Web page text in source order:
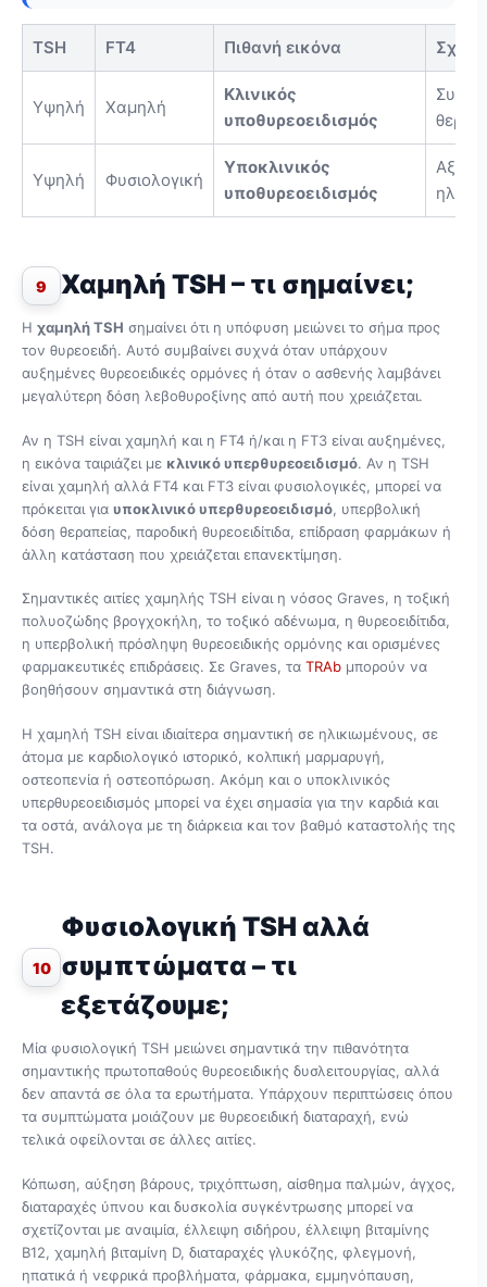
TSH FT4 Πιθανή εικόνα
Υψηλή Χαμηλή
Κλινικός
υποθυρεοειδισμός
Υψηλή Φυσιολογική
Υποκλινικός
υποθυρεοειδισμός
9 Χαμηλή TSH – τι σημαίνει;
Η χαμηλή TSH σημαίνει ότι η υπόφυση μειώνει το σήμα προς
τον θυρεοειδή. Αυτό συμβαίνει συχνά όταν υπάρχουν
αυξημένες θυρεοειδικές ορμόνες ή όταν ο ασθενής λαμβάνει
μεγαλύτερη δόση λεβοθυροξίνης από αυτή που χρειάζεται.
Αν η TSH είναι χαμηλή και η FT4 ή/και η FT3 είναι αυξημένες,
η εικόνα ταιριάζει με κλινικό υπερθυρεοειδισμό. Αν η TSH
είναι χαμηλή αλλά FT4 και FT3 είναι φυσιολογικές, μπορεί να
πρόκειται για υποκλινικό υπερθυρεοειδισμό, υπερβολική
δόση θεραπείας, παροδική θυρεοειδίτιδα, επίδραση φαρμάκων ή
άλλη κατάσταση που χρειάζεται επανεκτίμηση.
Σημαντικές αιτίες χαμηλής TSH είναι η νόσος Graves, η τοξική
πολυοζώδης βρογχοκήλη, το τοξικό αδένωμα, η θυρεοειδίτιδα,
η υπερβολική πρόσληψη θυρεοειδικής ορμόνης και ορισμένες
φαρμακευτικές επιδράσεις. Σε Graves, τα TRAb μπορούν να
βοηθήσουν σημαντικά στη διάγνωση.
Η χαμηλή TSH είναι ιδιαίτερα σημαντική σε ηλικιωμένους, σε
άτομα με καρδιολογικό ιστορικό, κολπική μαρμαρυγή,
οστεοπενία ή οστεοπόρωση. Ακόμη και ο υποκλινικός
υπερθυρεοειδισμός μπορεί να έχει σημασία για την καρδιά και
τα οστά, ανάλογα με τη διάρκεια και τον βαθμό καταστολής της
TSH.
10
Φυσιολογική TSH αλλά
συμπτώματα – τι
εξετάζουμε;
Μία φυσιολογική TSH μειώνει σημαντικά την πιθανότητα
σημαντικής πρωτοπαθούς θυρεοειδικής δυσλειτουργίας, αλλά
δεν απαντά σε όλα τα ερωτήματα. Υπάρχουν περιπτώσεις όπου
τα συμπτώματα μοιάζουν με θυρεοειδική διαταραχή, ενώ
τελικά οφείλονται σε άλλες αιτίες.
Κόπωση, αύξηση βάρους, τριχόπτωση, αίσθημα παλμών, άγχος,
διαταραχές ύπνου και δυσκολία συγκέντρωσης μπορεί να
σχετίζονται με αναιμία, έλλειψη σιδήρου, έλλειψη βιταμίνης
Β12, χαμηλή βιταμίνη D, διαταραχές γλυκόζης, φλεγμονή,
ηπατικά ή νεφρικά προβλήματα, φάρμακα, εμμηνόπαυση,